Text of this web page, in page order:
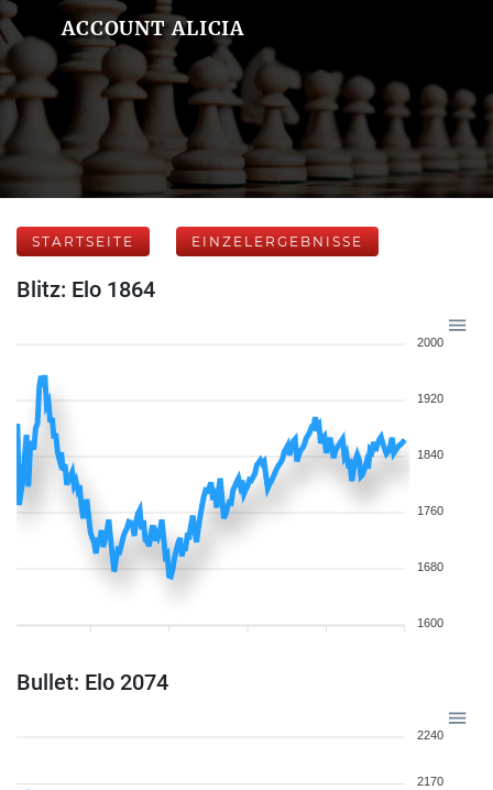
ACCOUNT ALICIA
STARTSEITE EINZELERGEBNISSE
Blitz: Elo 1864
2000
1920
1840
1760
1680
1600
Bullet: Elo 2074
2240
2170